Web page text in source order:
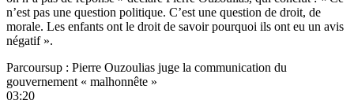
n’est pas une question politique. C’est une question de droit, de
morale. Les enfants ont le droit de savoir pourquoi ils ont eu un avis
négatif ».
Parcoursup : Pierre Ouzoulias juge la communication du
gouvernement « malhonnête »
03:20